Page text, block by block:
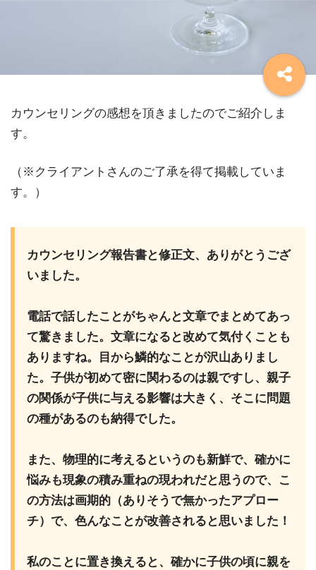
カウンセリングの感想を頂きましたのでご紹介しま
す。
（※クライアントさんのご了承を得て掲載していま
す。）
カウンセリング報告書と修正文、ありがとうござ
いました。
電話で話したことがちゃんと文章でまとめてあっ
て驚きました。文章になると改めて気付くことも
ありますね。目から鱗的なことが沢山ありまし
た。子供が初めて密に関わるのは親ですし、親子
の関係が子供に与える影響は大きく、そこに問題
の種があるのも納得でした。
また、物理的に考えるというのも新鮮で、確かに
悩みも現象の積み重ねの現われだと思うので、こ
の方法は画期的（ありそうで無かったアプロー
チ）で、色んなことが改善されると思いました！
私のことに置き換えると、確かに子供の頃に親を